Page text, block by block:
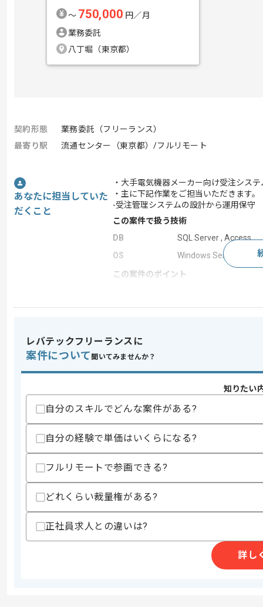
〜 750,000 円／月
業務委託
八丁堀（東京都）
契約形態
業務委託（フリーランス）
最寄り駅
流通センター（東京都）/フルリモート
あなたに担当していた
だくこと
・大手電気機器メーカー向け受注シス
・主に下記作業をご担当いただきます。
-受注管理システムの設計から運用保守
この案件で扱う技術
DB
SQL Server , Access
OS
Windows Server
この案件のポイント
特徴
20代活躍中 , 30代活躍
求めるスキル
・業務システムの設計、開発経験
・Microsoft Power Appsでの業務アプ
・Microsoft Dataverseを用いたデータ
歓迎スキル
・Accessを用いた業務システム構築経験
・Power Automateの利用経験
・Dynamics 365、Power Platform全体
レバテックフリーランスに
案件について 聞いてみませんか？
知りたい
自分のスキルでどんな案件がある?
自分の経験で単価はいくらになる?
フルリモートで参画できる?
どれくらい裁量権がある?
正社員求人との違いは?
詳し